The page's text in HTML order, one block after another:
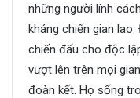
những người lính
kháng chiến gian
chiến đấu cho độc
vượt lên trên mọi
đoàn kết. Họ sống